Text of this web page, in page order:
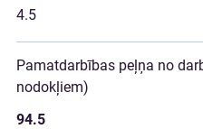
4.5
Pamatdarbības peļņa no
nodokļiem)
94.5